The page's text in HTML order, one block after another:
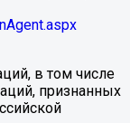
в том числе
признанных